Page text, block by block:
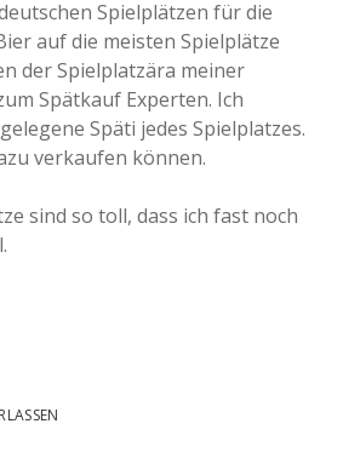
Spielplätzen für die
auf die meisten Spielplätze
der Spielplatzära meiner
Spätkauf Experten. Ich
Späti jedes Spielplatzes.
verkaufen können.
sind so toll, dass ich fast noch